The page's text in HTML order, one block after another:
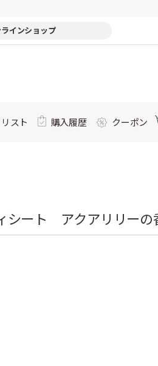
インショップ
スト 購入履歴 クーポン
シート アクアリリー